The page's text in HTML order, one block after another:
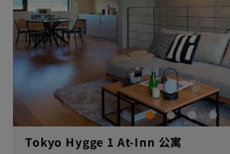
Tokyo Hygge 1 At-Inn 公寓